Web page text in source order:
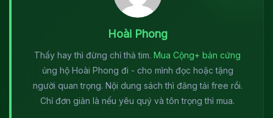
Hoài Phong
Thấy hay thì đừng chỉ thả tim. Mua Cộng+ bản cứng
ủng hộ Hoài Phong đi - cho mình đọc hoặc tặng
người quan trọng. Nội dung sách thì đăng tải free rồi.
Chỉ đơn giản là nếu yêu quý và tôn trọng thì mua.